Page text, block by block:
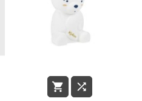
 